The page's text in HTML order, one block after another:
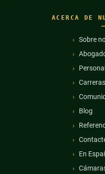
ACERCA DE
Sobre
Personal
Carreras
Blog
En